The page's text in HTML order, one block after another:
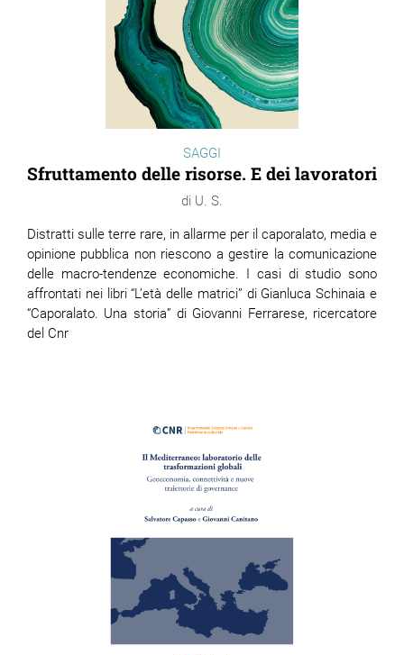
SAGGI
Sfruttamento delle risorse. E dei lavoratori
U. S.
Distratti sulle terre rare, in allarme per il caporalato, media e
opinione pubblica non riescono a gestire la comunicazione
delle macro-tendenze economiche. I casi di studio sono
affrontati nei libri “L’età delle matrici” di Gianluca Schinaia e
“Caporalato. Una storia” di Giovanni Ferrarese, ricercatore
del Cnr